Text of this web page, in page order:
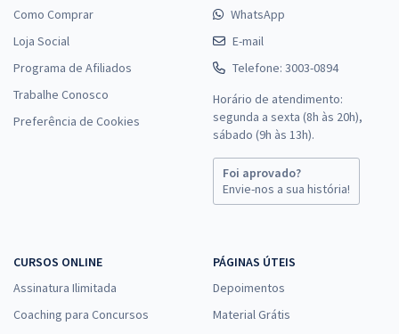
Como Comprar
Loja Social
Programa de Afiliados
Trabalhe Conosco
Preferência de Cookies
WhatsApp
E-mail
Telefone: 3003-0894
Horário de atendimento:
segunda a sexta (8h às 20h),
sábado (9h às 13h).
Foi aprovado?
Envie-nos a sua história!
CURSOS ONLINE
Assinatura Ilimitada
Coaching para Concursos
PÁGINAS ÚTEIS
Depoimentos
Material Grátis